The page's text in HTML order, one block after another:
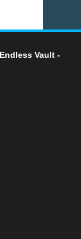
Vault -